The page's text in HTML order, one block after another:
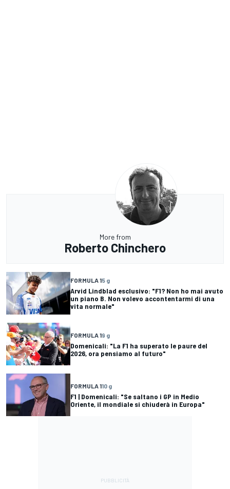
More from
Roberto Chinchero
FORMULA 15 g
Arvid Lindblad esclusivo: "F1? Non ho mai avuto
un piano B. Non volevo accontentarmi di una
vita normale"
FORMULA 19 g
Domenicali: "La F1 ha superato le paure del
2026, ora pensiamo al futuro"
FORMULA 110 g
F1 | Domenicali: "Se saltano i GP in Medio
Oriente, il mondiale si chiuderà in Europa"